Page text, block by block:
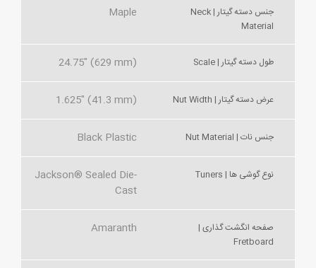
جنس دسته گیتار | Neck
Material
Maple
طول دسته گیتار | Scale 24.75" (629 mm)
عرض دسته گیتار | Nut Width 1.625" (41.3 mm)
جنس نات | Nut Material Black Plastic
نوع گوشی ها | Tuners
Jackson® Sealed Die-
Cast
صفحه انگشت گذاری |
Fretboard
Amaranth